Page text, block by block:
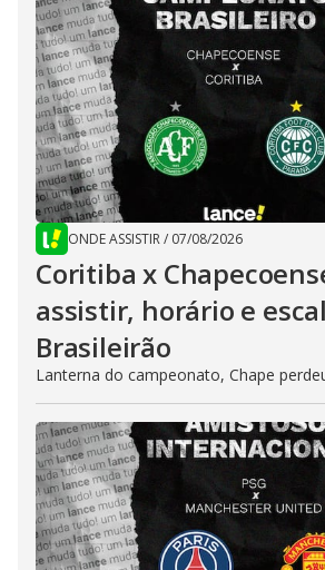
ONDE ASSISTIR/ 07/08/2026
Coritiba x
assistir, horário e
Brasileirão
Lanterna do campeonato, Chape